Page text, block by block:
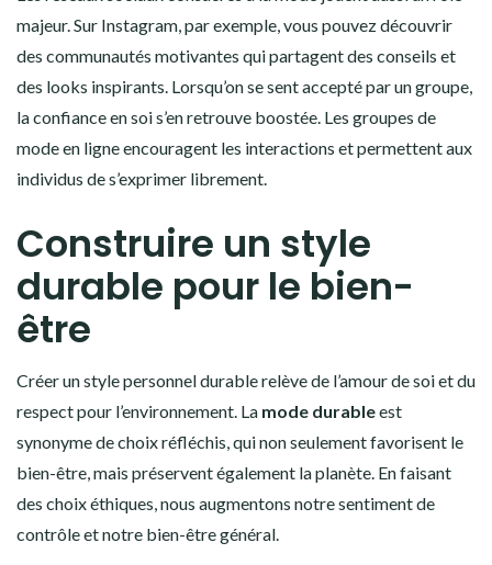
majeur. Sur Instagram, par exemple, vous pouvez découvrir
des communautés motivantes qui partagent des conseils et
des looks inspirants. Lorsqu’on se sent accepté par un groupe,
la confiance en soi s’en retrouve boostée. Les groupes de
mode en ligne encouragent les interactions et permettent aux
individus de s’exprimer librement.
Construire un style
durable pour le bien-
être
Créer un style personnel durable relève de l’amour de soi et du
respect pour l’environnement. La mode durableest
synonyme de choix réfléchis, qui non seulement favorisent le
bien-être, mais préservent également la planète. En faisant
des choix éthiques, nous augmentons notre sentiment de
contrôle et notre bien-être général.